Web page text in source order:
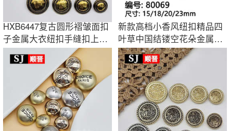
HXB6447复古圆形褶皱面扣
子金属大衣纽扣手缝扣上衣
钮扣西装配件
新款高档小香风纽扣精品四
叶草中国结镂空花朵金属扣
扣子时装钻扣